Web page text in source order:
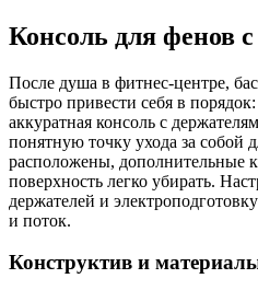
Консоль для фенов
После душа в фитнес-центре,
быстро привести себя в
аккуратная консоль с
понятную точку ухода за собой
расположены, дополнительные
поверхность легко убирать.
держателей и
и поток.
Конструктив и